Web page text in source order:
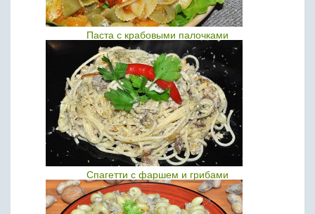
Паста с крабовыми палочками
Спагетти с фаршем и грибами